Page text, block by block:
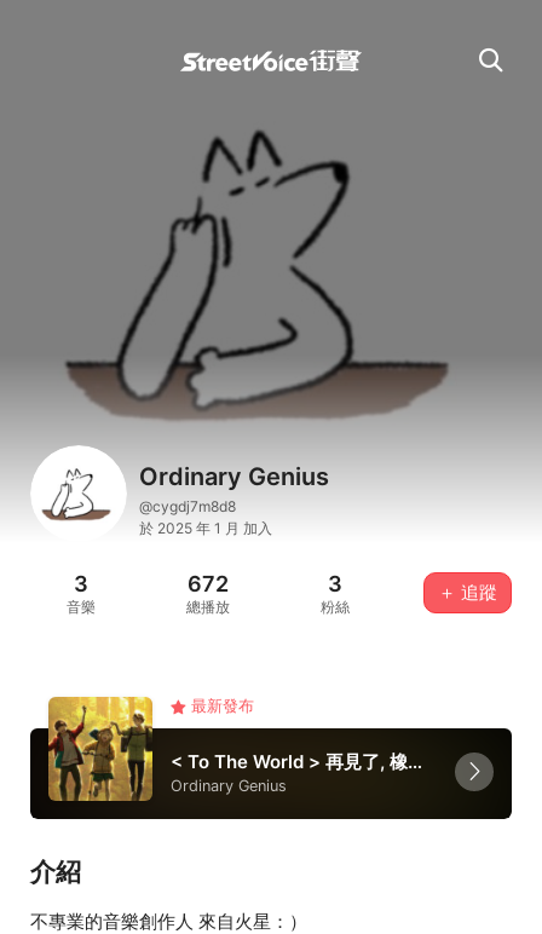
Ordinary Genius
@cygdj7m8d8
於 2025 年 1 月 加入
3
音樂
672
總播放
3
粉絲
＋ 追蹤
最新發布
< To The World > 再見了, 橡果兄弟
Ordinary Genius
介紹
不專業的音樂創作人 來自火星：）